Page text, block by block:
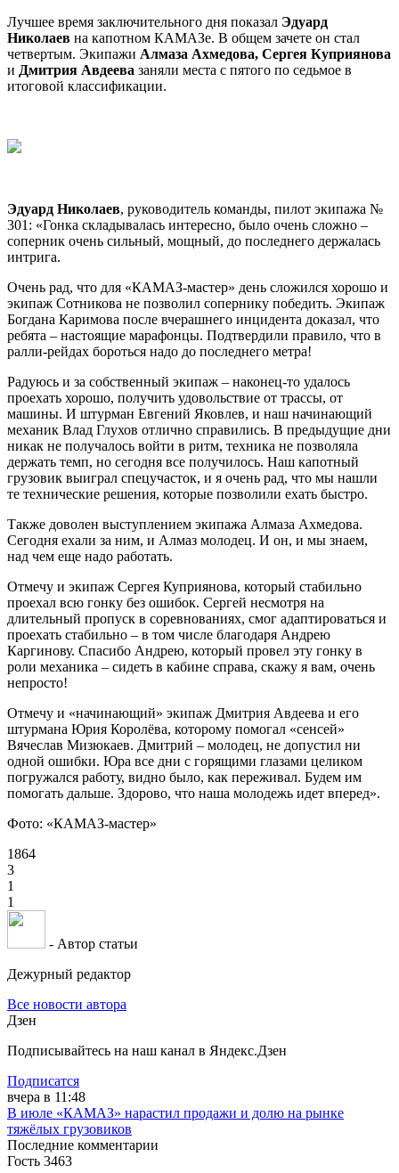
Лучшее время заключительного дня показал Эдуард
Николаев на капотном КАМАЗе. В общем зачете он стал
четвертым. Экипажи Алмаза Ахмедова, Сергея Куприянова
и Дмитрия Авдеева заняли места с пятого по седьмое в
итоговой классификации.
Эдуард Николаев, руководитель команды, пилот экипажа №
301 : «Гонка складывалась интересно, было очень сложно –
соперник очень сильный, мощный, до последнего держалась
интрига.
Очень рад, что для «КАМАЗ-мастер» день сложился хорошо и
экипаж Сотникова не позволил сопернику победить. Экипаж
Богдана Каримова после вчерашнего инцидента доказал, что
ребята – настоящие марафонцы. Подтвердили правило, что в
ралли-рейдах бороться надо до последнего метра!
Радуюсь и за собственный экипаж – наконец-то удалось
проехать хорошо, получить удовольствие от трассы, от
машины. И штурман Евгений Яковлев, и наш начинающий
механик Влад Глухов отлично справились. В предыдущие дни
никак не получалось войти в ритм, техника не позволяла
держать темп, но сегодня все получилось. Наш капотный
грузовик выиграл спецучасток, и я очень рад, что мы нашли
те технические решения, которые позволили ехать быстро.
Также доволен выступлением экипажа Алмаза Ахмедова.
Сегодня ехали за ним, и Алмаз молодец. И он, и мы знаем,
над чем еще надо работать.
Отмечу и экипаж Сергея Куприянова, который стабильно
проехал всю гонку без ошибок. Сергей несмотря на
длительный пропуск в соревнованиях, смог адаптироваться и
проехать стабильно – в том числе благодаря Андрею
Каргинову. Спасибо Андрею, который провел эту гонку в
роли механика – сидеть в кабине справа, скажу я вам, очень
непросто!
Отмечу и «начинающий» экипаж Дмитрия Авдеева и его
штурмана Юрия Королёва, которому помогал «сенсей»
Вячеслав Мизюкаев. Дмитрий – молодец, не допустил ни
одной ошибки. Юра все дни с горящими глазами целиком
погружался работу, видно было, как переживал. Будем им
помогать дальше. Здорово, что наша молодежь идет вперед».
Фото: «КАМАЗ-мастер»
1864
3
1
1
- Автор статьи
Дежурный редактор
Все новости автора
Дзен
Подписывайтесь на наш канал в Яндекс.Дзен
Подписатся
вчера в 11:48
В июле «КАМАЗ» нарастил продажи и долю на рынке
тяжёлых грузовиков
Последние комментарии
Гость 3463